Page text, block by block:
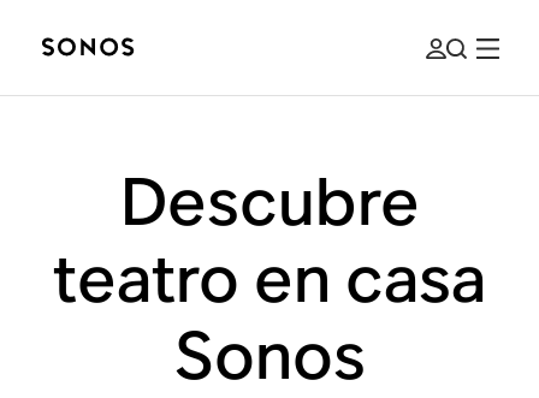
Descubre
teatro en casa
Sonos